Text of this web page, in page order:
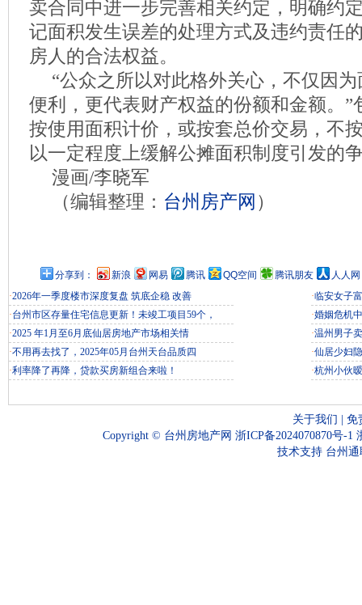
卖合同中进一步完善相关约定，明确约
记面积发生误差的处理方式及违约责任
房人的合法权益。
“公众之所以对此格外关心，不仅因
便利，更代表财产权益的份额和金额。”
按使用面积计价，或按套总价交易，不
以一定程度上缓解公摊面积制度引发的
漫画/李晓军
（编辑整理： 台州房产网 ）
分享到： 新浪 网易 腾讯 QQ空间 腾讯朋友
人人网
·2026年一季度楼市深度复盘 筑底企稳 改善
·台州市区存量住宅信息更新！未竣工项目59个，
·2025 年1月至6月底仙居房地产市场相关情
·不用再去找了，2025年05月台州天台品质四
·利率降了再降，贷款买房新组合来啦！
·临安女子
·婚姻危机
·温州男子
·仙居少妇
·杭州小伙
关于我们
免
Copyright © 台州房地产网 浙ICP备2024070870号-1
技术支持 台州